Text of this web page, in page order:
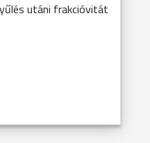
utáni frakcióvitát